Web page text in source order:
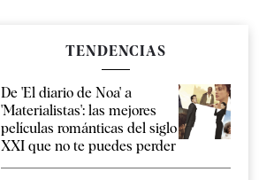
TENDENCIAS
De 'El diario de Noa' a
'Materialistas': las mejores
películas románticas del siglo
XXI que no te puedes perder